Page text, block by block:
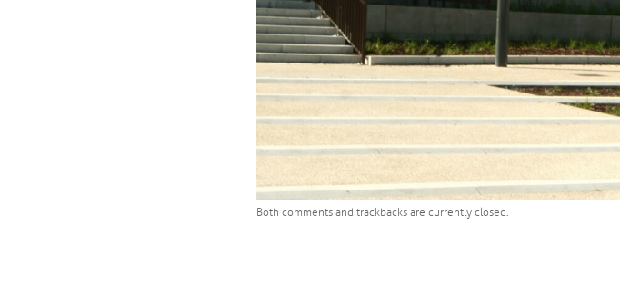
Both comments and trackbacks are currently closed.